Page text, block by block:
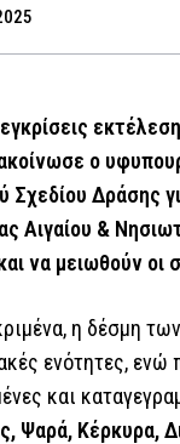
ο
Σχεδίου Δράσης
Αιγαίου &
να μειωθούν οι
η δέσμη
ενότητες,
και
Ψαρά, Κέρκυρα,